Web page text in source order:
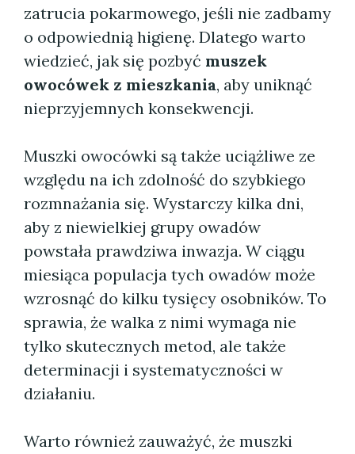
zatrucia pokarmowego, jeśli nie zadbamy
o odpowiednią higienę. Dlatego warto
wiedzieć, jak się pozbyć muszek
owocówek z mieszkania, aby uniknąć
nieprzyjemnych konsekwencji.
Muszki owocówki są także uciążliwe ze
względu na ich zdolność do szybkiego
rozmnażania się. Wystarczy kilka dni,
aby z niewielkiej grupy owadów
powstała prawdziwa inwazja. W ciągu
miesiąca populacja tych owadów może
wzrosnąć do kilku tysięcy osobników. To
sprawia, że walka z nimi wymaga nie
tylko skutecznych metod, ale także
determinacji i systematyczności w
działaniu.
Warto również zauważyć, że muszki